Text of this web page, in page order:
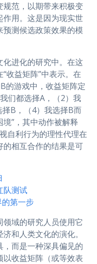
范，以期带来积极变
用。这是因为现实世
测候选政策效果的模
进化的研究中。在这
收益矩阵”中表示。在
的游戏中，收益矩阵定
们都选择A，（2）我
B，（4）我选择B而
”，其中动作被解释
自利行为的理性代理在
的相互合作的结果是可
队测试
第一步
域的研究人员使用它
和人类文化的演化。
而是一种深具偏见的
收益矩阵（或等效表